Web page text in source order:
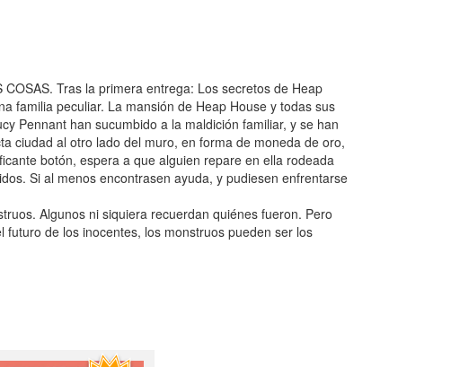
COSAS. Tras la primera entrega: Los secretos de Heap
familia peculiar. La mansión de Heap House y todas sus
Pennant han sucumbido a la maldición familiar, y se han
ciudad al otro lado del muro, en forma de moneda de oro,
botón, espera a que alguien repare en ella rodeada
Si al menos encontrasen ayuda, y pudiesen enfrentarse
Algunos ni siquiera recuerdan quiénes fueron. Pero
de los inocentes, los monstruos pueden ser los